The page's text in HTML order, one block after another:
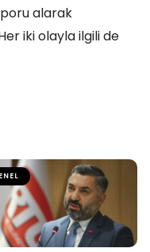
alarak
iki olayla ilgili de